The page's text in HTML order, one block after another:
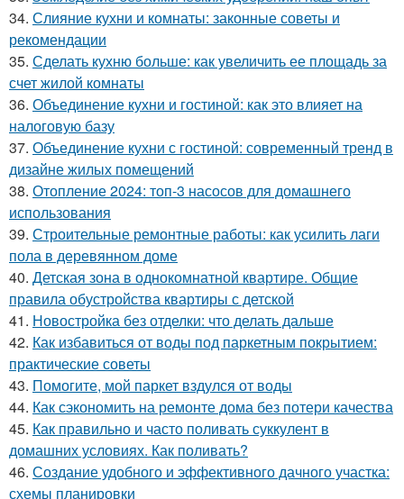
34. Слияние кухни и комнаты: законные советы и
рекомендации
35. Сделать кухню больше: как увеличить ее площадь за
счет жилой комнаты
36. Объединение кухни и гостиной: как это влияет на
налоговую базу
37. Объединение кухни с гостиной: современный тренд в
дизайне жилых помещений
38. Отопление 2024: топ-3 насосов для домашнего
использования
39. Строительные ремонтные работы: как усилить лаги
пола в деревянном доме
40. Детская зона в однокомнатной квартире. Общие
правила обустройства квартиры с детской
41. Новостройка без отделки: что делать дальше
42. Как избавиться от воды под паркетным покрытием:
практические советы
43. Помогите, мой паркет вздулся от воды
44. Как сэкономить на ремонте дома без потери качества
45. Как правильно и часто поливать суккулент в
домашних условиях. Как поливать?
46. Создание удобного и эффективного дачного участка:
схемы планировки